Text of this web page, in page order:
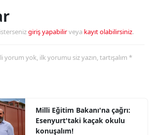
giriş yapabilirveya kayıt olabilirsiniz.
yorum yok, ilk yorumu siz yazın, tartışalım *
Milli Eğitim Bakanı'na çağrı:
Esenyurt'taki kaçak okulu
konuşalım!